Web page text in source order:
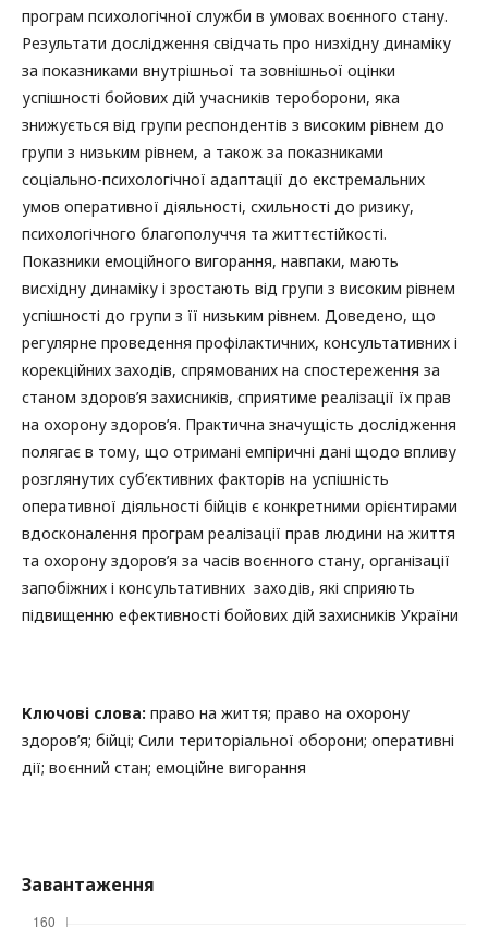
програм психологічної служби в умовах воєнного стану.
Результати дослідження свідчать про низхідну динаміку
за показниками внутрішньої та зовнішньої оцінки
успішності бойових дій учасників тероборони, яка
знижується від групи респондентів з високим рівнем до
групи з низьким рівнем, а також за показниками
соціально-психологічної адаптації до екстремальних
умов оперативної діяльності, схильності до ризику,
психологічного благополуччя та життєстійкості.
Показники емоційного вигорання, навпаки, мають
висхідну динаміку і зростають від групи з високим рівнем
успішності до групи з її низьким рівнем. Доведено, що
регулярне проведення профілактичних, консультативних і
корекційних заходів, спрямованих на спостереження за
станом здоров’я захисників, сприятиме реалізації їх прав
на охорону здоров’я. Практична значущість дослідження
полягає в тому, що отримані емпіричні дані щодо впливу
розглянутих суб’єктивних факторів на успішність
оперативної діяльності бійців є конкретними орієнтирами
вдосконалення програм реалізації прав людини на життя
та охорону здоров’я за часів воєнного стану, організації
запобіжних і консультативних заходів, які сприяють
підвищенню ефективності бойових дій захисників України
Ключові слова: право на життя; право на охорону
здоров’я; бійці; Сили територіальної оборони; оперативні
дії; воєнний стан; емоційне вигорання
Завантаження